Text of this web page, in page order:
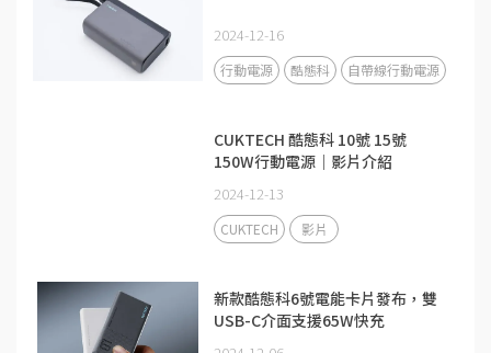
2024-12-16
行動電源 酷態科 自帶線行動電源
CUKTECH 酷態科 10號 15號
150W行動電源｜影片介紹
2024-12-13
CUKTECH 影片
新款酷態科6號電能卡片發布，雙
USB-C介面支援65W快充